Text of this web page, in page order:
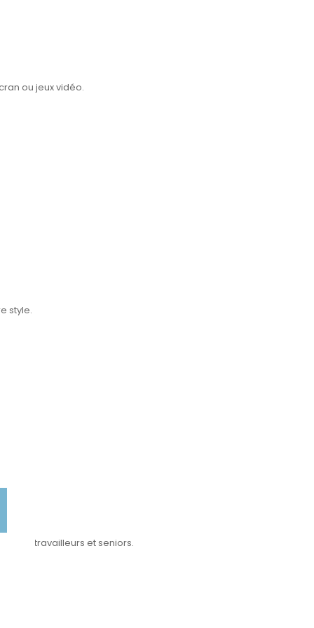
ou jeux vidéo.
style.
télétravailleurs et seniors.